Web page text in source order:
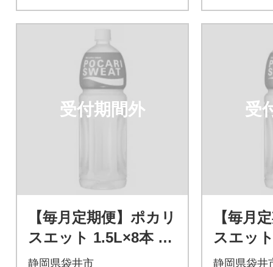
受付期間外
【毎月定期便】ポカリ
スエット 1.5L×8本 全
3回
静岡県袋井市
受
【毎月
スエッ
回
静岡県袋井